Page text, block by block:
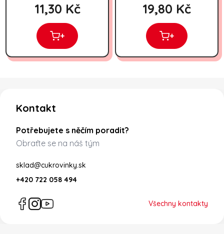
11,30 Kč
+
19,80 Kč
+
Kontakt
Potřebujete s něčím poradit?
Obraťte se na náš tým
sklad@cukrovinky.sk
+420 722 058 494
Všechny kontakty